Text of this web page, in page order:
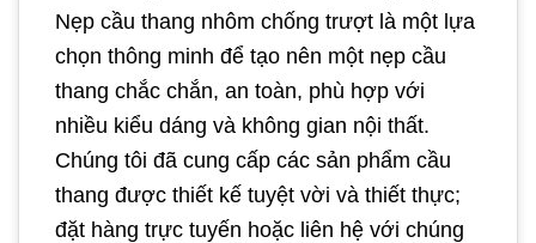
Nẹp cầu thang nhôm chống trượt là một lựa
chọn thông minh để tạo nên một nẹp cầu
thang chắc chắn, an toàn, phù hợp với
nhiều kiểu dáng và không gian nội thất.
Chúng tôi đã cung cấp các sản phẩm cầu
thang được thiết kế tuyệt vời và thiết thực;
đặt hàng trực tuyến hoặc liên hệ với chúng